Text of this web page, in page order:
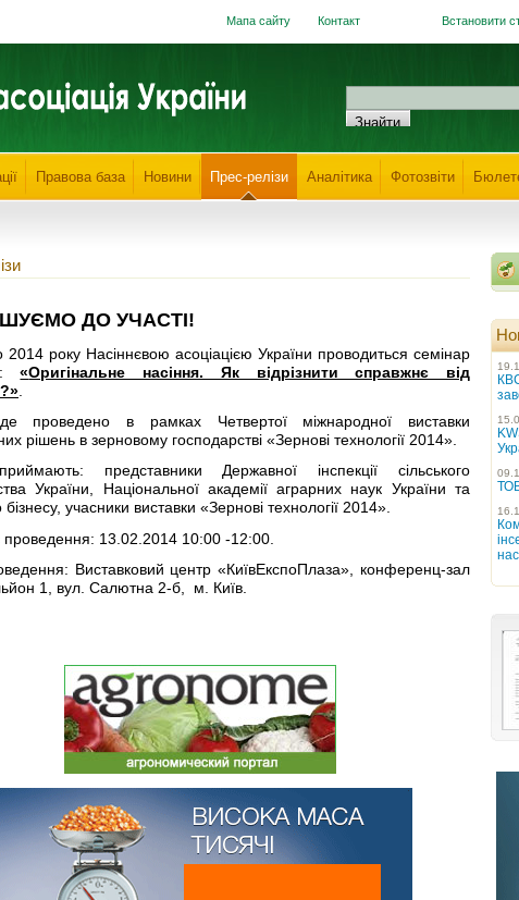
Мапа сайту Контакт Встановити
Правова база Новини Прес-релізи Аналітика Фотозвіти
ДО УЧАСТІ!
2014 року Насіннєвою асоціацією України проводиться семінар
«Оригінальне насіння. Як відрізнити справжнє від
проведено в рамках Четвертої міжнародної виставки
рішень в зерновому господарстві «Зернові технології 2014».
представники Державної інспекції сільського
України, Національної академії аграрних наук України та
бізнесу, учасники виставки «Зернові технології 2014».
проведення: 13.02.2014 10:00 -12:00.
Виставковий центр «КиївЕкспоПлаза», конференц-зал
1, вул. Салютна 2-б, м. Київ.